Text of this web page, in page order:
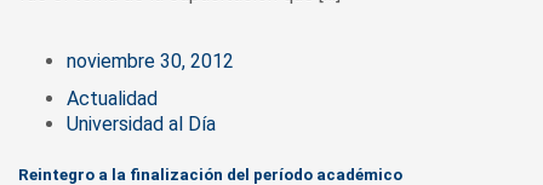
noviembre 30, 2012
Actualidad
Universidad al Día
Reintegro a la finalización del período académico